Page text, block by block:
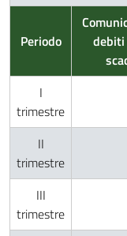
Periodo
debiti
I
trimestre
II
trimestre
III
trimestre